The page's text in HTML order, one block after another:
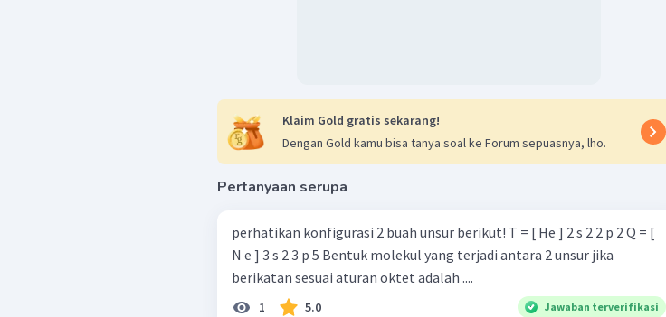
Klaim Gold gratis sekarang!
Dengan Gold kamu bisa tanya soal ke Forum sepuasnya, lho.
Pertanyaan serupa
perhatikan konfigurasi 2 buah unsur berikut! T = [ He ] 2 s 2 2 p 2 Q = [
N e ] 3 s 2 3 p 5 Bentuk molekul yang terjadi antara 2 unsur jika
berikatan sesuai aturan oktet adalah ....
1 5.0 Jawaban terverifikasi